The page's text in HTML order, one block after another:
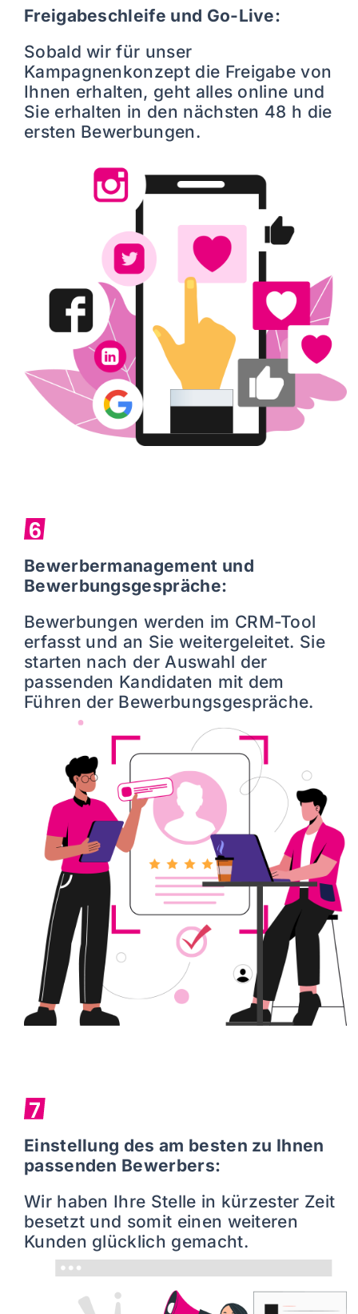
Freigabeschleife und Go-Live:
Sobald wir für unser
Kampagnenkonzept die Freigabe von
Ihnen erhalten, geht alles online und
Sie erhalten in den nächsten 48 h die
ersten Bewerbungen.
6
Bewerbermanagement und
Bewerbungsgespräche:
Bewerbungen werden im CRM-Tool
erfasst und an Sie weitergeleitet. Sie
starten nach der Auswahl der
passenden Kandidaten mit dem
Führen der Bewerbungsgespräche.
7
Einstellung des am besten zu Ihnen
passenden Bewerbers:
Wir haben Ihre Stelle in kürzester Zeit
besetzt und somit einen weiteren
Kunden glücklich gemacht.